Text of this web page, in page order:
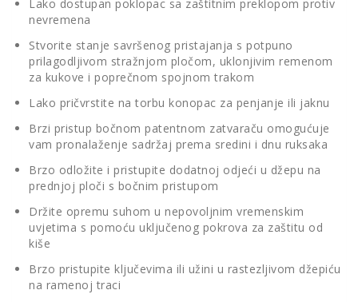
Lako dostupan poklopac sa zaštitnim preklopom protiv
nevremena
Stvorite stanje savršenog pristajanja s potpuno
prilagodljivom stražnjom pločom, uklonjivim remenom
za kukove i poprečnom spojnom trakom
Lako pričvrstite na torbu konopac za penjanje ili jaknu
Brzi pristup bočnom patentnom zatvaraču omogućuje
vam pronalaženje sadržaj prema sredini i dnu ruksaka
Brzo odložite i pristupite dodatnoj odjeći u džepu na
prednjoj ploči s bočnim pristupom
Držite opremu suhom u nepovoljnim vremenskim
uvjetima s pomoću uključenog pokrova za zaštitu od
kiše
Brzo pristupite ključevima ili užini u rastezljivom džepiću
na ramenoj traci